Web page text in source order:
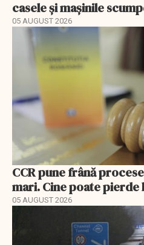
casele și mașinile
05 AUGUST 2026
CCR pune frână
mari. Cine poate
05 AUGUST 2026